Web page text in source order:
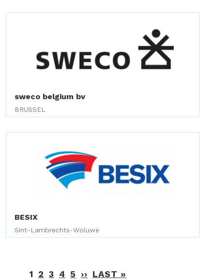
sweco belgium bv
BRUSSEL
BESIX
Sint-Lambrechts-Woluwe
Paginering
1 2 3 4 5 ›› VOLGENDE
LAST »